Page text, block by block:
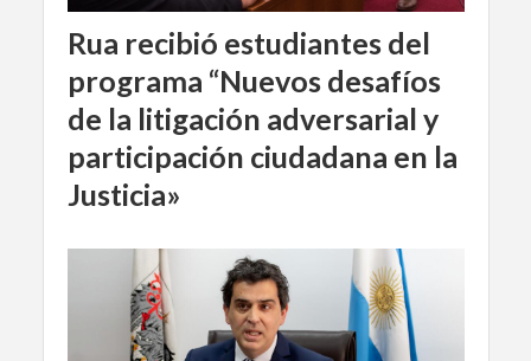
Rua recibió estudiantes del
programa “Nuevos desafíos
de la litigación adversarial y
participación ciudadana en la
Justicia»